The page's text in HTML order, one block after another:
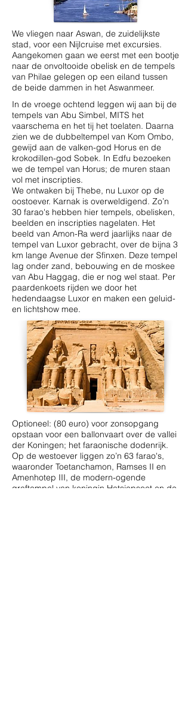
We vliegen naar Aswan, de zuidelijkste
stad, voor een Nijlcruise met excursies.
Aangekomen gaan we eerst met een bootje
naar de onvoltooide obelisk en de tempels
van Philae gelegen op een eiland tussen
de beide dammen in het Aswanmeer.
In de vroege ochtend leggen wij aan bij de
tempels van Abu Simbel, MITS het
vaarschema en het tij het toelaten. Daarna
zien we de dubbeltempel van Kom Ombo,
gewijd aan de valken-god Horus en de
krokodillen-god Sobek. In Edfu bezoeken
we de tempel van Horus; de muren staan
vol met inscripties.
We ontwaken bij Thebe, nu Luxor op de
oostoever. Karnak is overweldigend. Zo’n
30 farao's hebben hier tempels, obelisken,
beelden en inscripties nagelaten. Het
beeld van Amon-Ra werd jaarlijks naar de
tempel van Luxor gebracht, over de bijna 3
km lange Avenue der Sfinxen. Deze tempel
lag onder zand, bebouwing en de moskee
van Abu Haggag, die er nog wel staat. Per
paardenkoets rijden we door het
hedendaagse Luxor en maken een geluid-
en lichtshow mee.
Optioneel: (80 euro) voor zonsopgang
opstaan voor een ballonvaart over de vallei
der Koningen; het faraonische dodenrijk.
Op de westoever liggen zo’n 63 farao's,
waaronder Toetanchamon, Ramses II en
Amenhotep III, de modern-ogende
graftempel van koningin Hatsjepsoet en de